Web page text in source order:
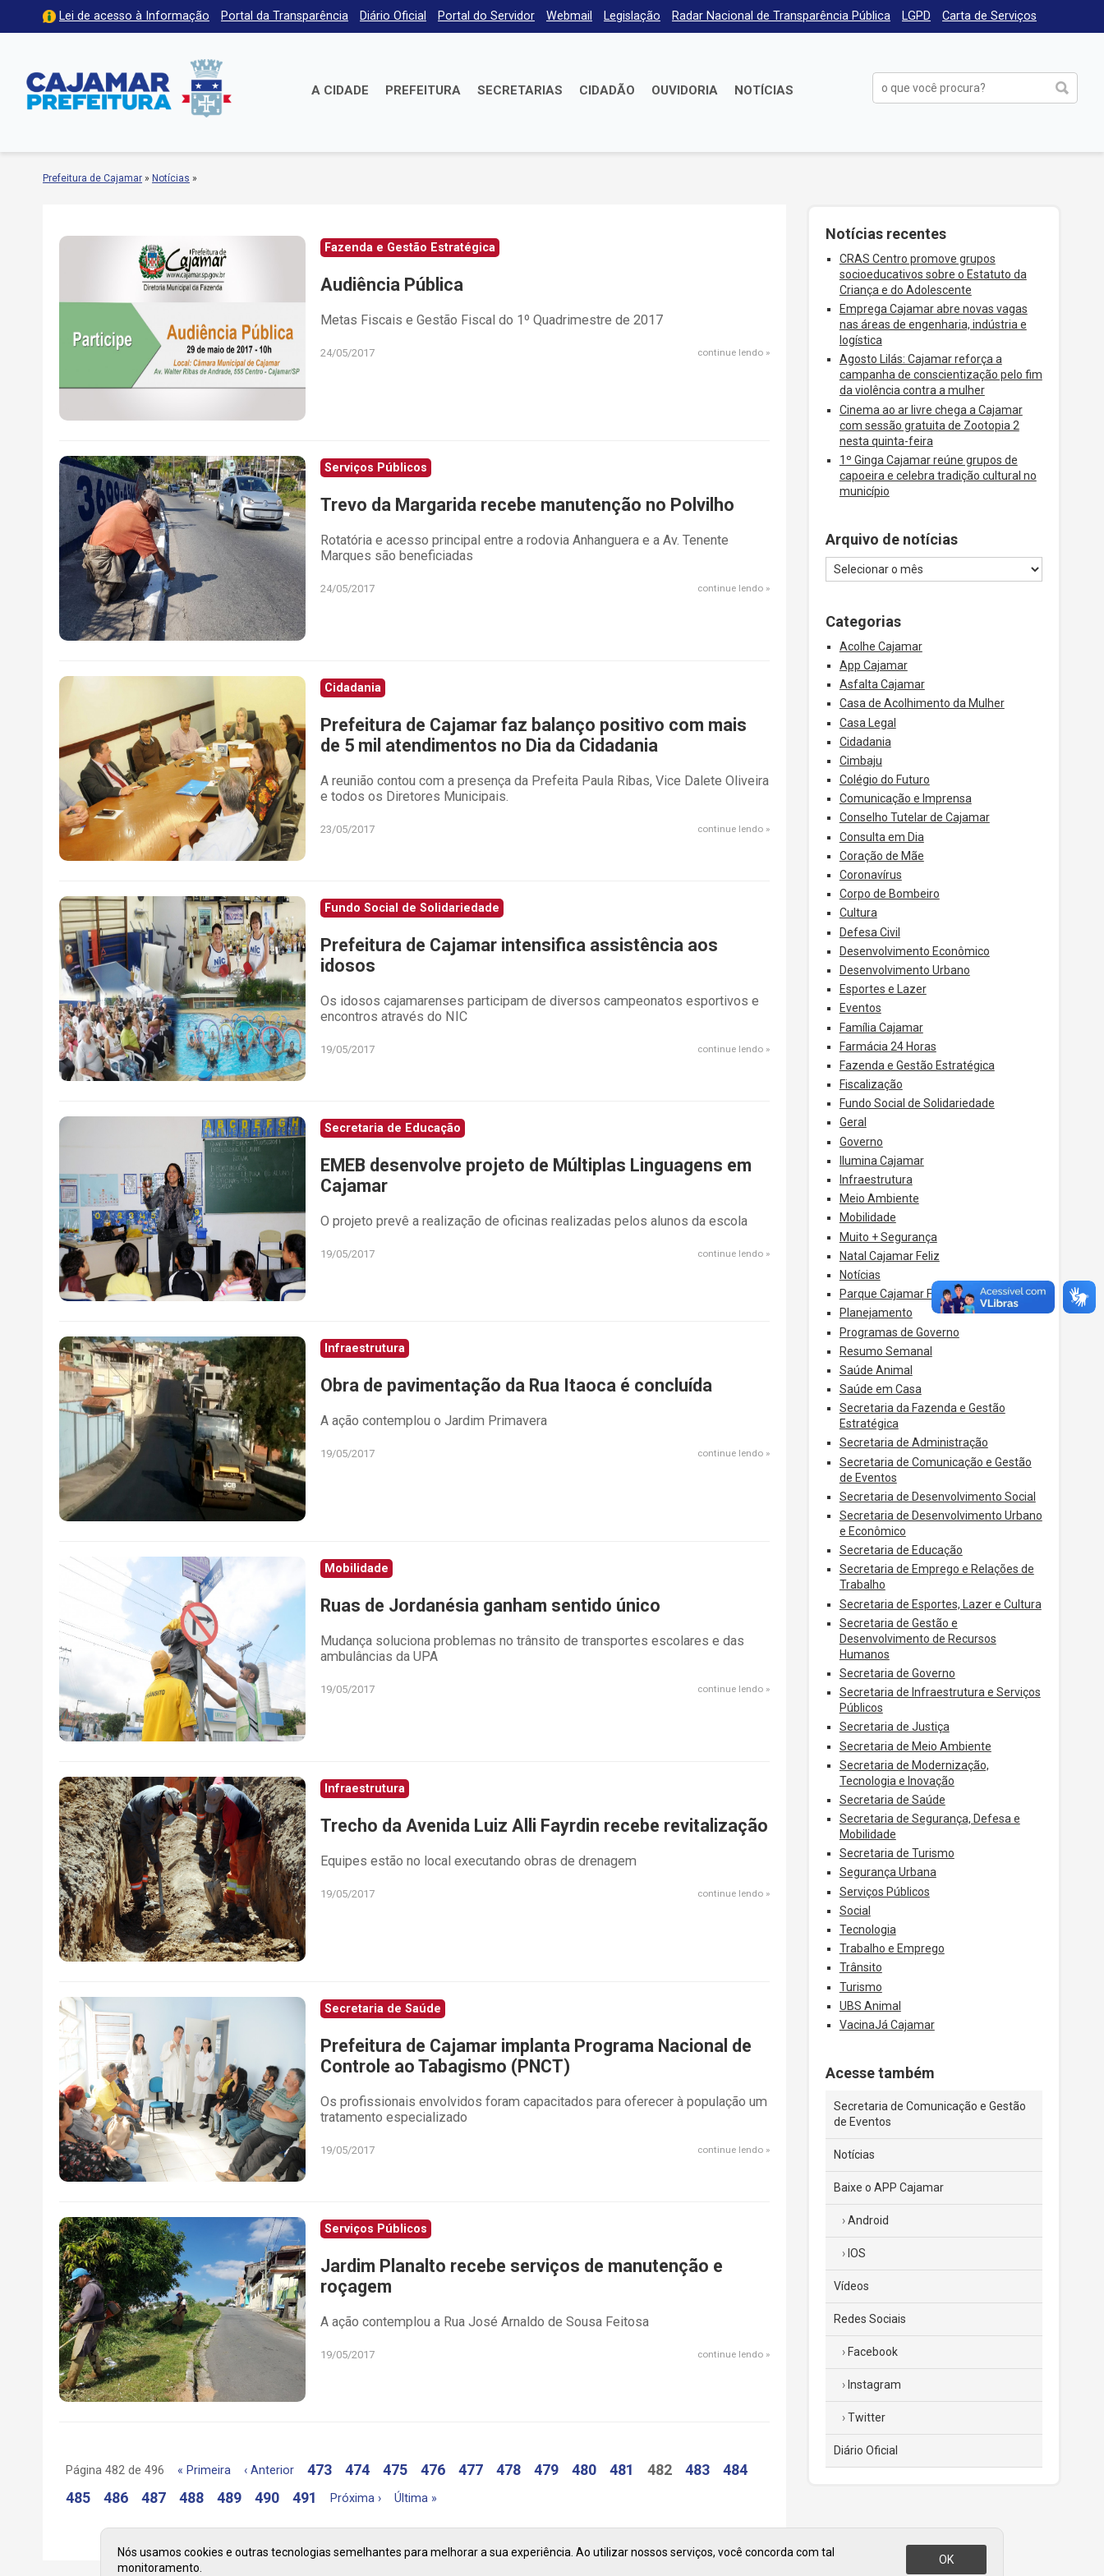
Lei de acesso à Informação Portal da Transparência Diário Oficial Portal do Servidor Webmail Legislação Radar Nacional de Transparência Pública LGPD Carta de Serviços
A CIDADE PREFEITURA SECRETARIAS CIDADÃO OUVIDORIA NOTÍCIAS
Prefeitura de Cajamar » Notícias »
Fazenda e Gestão Estratégica
Audiência Pública
Metas Fiscais e Gestão Fiscal do 1º Quadrimestre de 2017
24/05/2017 continue lendo
Serviços Públicos
Trevo da Margarida recebe manutenção no Polvilho
Rotatória e acesso principal entre a rodovia Anhanguera e a Av. Tenente
Marques são beneficiadas
24/05/2017 continue lendo
Cidadania
Prefeitura de Cajamar faz balanço positivo com mais
de 5 mil atendimentos no Dia da Cidadania
A reunião contou com a presença da Prefeita Paula Ribas, Vice Dalete Oliveira
e todos os Diretores Municipais.
23/05/2017 continue lendo
Fundo Social de Solidariedade
Prefeitura de Cajamar intensifica assistência aos
idosos
Os idosos cajamarenses participam de diversos campeonatos esportivos e
encontros através do NIC
19/05/2017 continue lendo
Secretaria de Educação
EMEB desenvolve projeto de Múltiplas Linguagens em
Cajamar
O projeto prevê a realização de oficinas realizadas pelos alunos da escola
19/05/2017 continue lendo
Infraestrutura
Obra de pavimentação da Rua Itaoca é concluída
A ação contemplou o Jardim Primavera
19/05/2017 continue lendo
Mobilidade
Ruas de Jordanésia ganham sentido único
Mudança soluciona problemas no trânsito de transportes escolares e das
ambulâncias da UPA
19/05/2017 continue lendo
Infraestrutura
Trecho da Avenida Luiz Alli Fayrdin recebe revitalização
Equipes estão no local executando obras de drenagem
19/05/2017 continue lendo
Secretaria de Saúde
Prefeitura de Cajamar implanta Programa Nacional de
Controle ao Tabagismo (PNCT)
Os profissionais envolvidos foram capacitados para oferecer à população um
tratamento especializado
19/05/2017 continue lendo
Serviços Públicos
Jardim Planalto recebe serviços de manutenção e
roçagem
A ação contemplou a Rua José Arnaldo de Sousa Feitosa
19/05/2017 continue lendo
Página 482 de 496 « Primeira ‹ Anterior 473 474 475 476 477 478 479 480 481 482 483
484
485
486 487 488 489 490 491 Próxima › Última »
Notícias recentes
CRAS Centro promove grupos
socioeducativos sobre o Estatuto da
Criança e do Adolescente
Emprega Cajamar abre novas vagas
nas áreas de engenharia, indústria e
logística
Agosto Lilás: Cajamar reforça a
campanha de conscientização pelo fim
da violência contra a mulher
Cinema ao ar livre chega a Cajamar
com sessão gratuita de Zootopia 2
nesta quinta-feira
1º Ginga Cajamar reúne grupos de
capoeira e celebra tradição cultural no
município
Arquivo de notícias
Categorias
Acolhe Cajamar
App Cajamar
Asfalta Cajamar
Casa de Acolhimento da Mulher
Casa Legal
Cidadania
Cimbaju
Colégio do Futuro
Comunicação e Imprensa
Conselho Tutelar de Cajamar
Consulta em Dia
Coração de Mãe
Coronavírus
Corpo de Bombeiro
Cultura
Defesa Civil
Desenvolvimento Econômico
Desenvolvimento Urbano
Esportes e Lazer
Eventos
Família Cajamar
Farmácia 24 Horas
Fazenda e Gestão Estratégica
Fiscalização
Fundo Social de Solidariedade
Geral
Governo
Ilumina Cajamar
Infraestrutura
Meio Ambiente
Mobilidade
Muito + Segurança
Natal Cajamar Feliz
Notícias
Parque Cajamar Feliz
Planejamento
Programas de Governo
Resumo Semanal
Saúde Animal
Saúde em Casa
Secretaria da Fazenda e Gestão
Estratégica
Secretaria de Administração
Secretaria de Comunicação e Gestão
de Eventos
Secretaria de Desenvolvimento Social
Secretaria de Desenvolvimento Urbano
e Econômico
Secretaria de Educação
Secretaria de Emprego e Relações de
Trabalho
Secretaria de Esportes, Lazer e Cultura
Secretaria de Gestão e
Desenvolvimento de Recursos
Humanos
Secretaria de Governo
Secretaria de Infraestrutura e Serviços
Públicos
Secretaria de Justiça
Secretaria de Meio Ambiente
Secretaria de Modernização,
Tecnologia e Inovação
Secretaria de Saúde
Secretaria de Segurança, Defesa e
Mobilidade
Secretaria de Turismo
Segurança Urbana
Serviços Públicos
Social
Tecnologia
Trabalho e Emprego
Trânsito
Turismo
UBS Animal
VacinaJá Cajamar
Acesse também
Secretaria de Comunicação e Gestão
de Eventos
Notícias
Baixe o APP Cajamar
Android
IOS
Vídeos
Redes Sociais
Facebook
Instagram
Twitter
Diário Oficial
Nós usamos cookies e outras tecnologias semelhantes para melhorar a sua experiência. Ao utilizar nossos serviços, você concorda com tal
monitoramento.
OK